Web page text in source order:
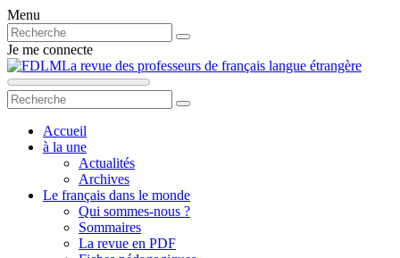
Menu
Je me connecte
La revue des professeurs de français langue étrangère
Accueil
à la une
Actualités
Archives
Le français dans le monde
Qui sommes-nous ?
Sommaires
La revue en PDF